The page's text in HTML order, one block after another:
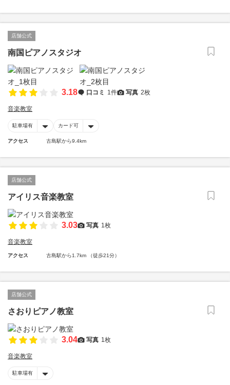
店舗公式
南国ピアノスタジオ
3.18 口コミ 1件 写真 2枚
音楽教室
駐車場有 カード可
アクセス 古島駅から9.4km
店舗公式
アイリス音楽教室
3.03 写真 1枚
音楽教室
アクセス 古島駅から1.7km （徒歩21分）
店舗公式
さおりピアノ教室
3.04 写真 1枚
音楽教室
駐車場有